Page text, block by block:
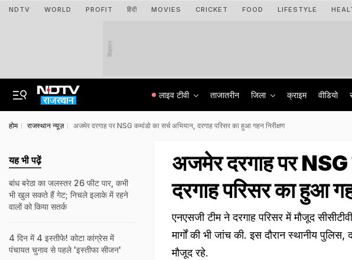
NDTV WORLD PROFIT हिंदी MOVIES CRICKET FOOD LIFESTYLE
विज्ञापन
लाइव टीवी ताजातरीन जिला क्राइम वीडियो
होम राजस्थान न्यूज़ अजमेर दरगाह पर NSG कमांडो का सर्च अभियान, दरगाह परिसर का हुआ गहन निरीक्षण
अजमेर दरगाह पर NSG
दरगाह परिसर का हुआ
एनएसजी टीम ने दरगाह परिसर में मौजूद
मार्गों की भी जांच की. इस दौरान स्थानीय
मौजूद रहे.
यह भी पढ़ें
बांध बरेठा का जलस्तर 26 फीट पार, कभी
भी खुल सकते हैं गेट; न‍िचले इलाके में रहने
वालों को क‍िया सतर्क
4 दिन में 4 इस्तीफे! कोटा कांग्रेस में
पंचायत चुनाव से पहले 'इस्तीफा सीजन'